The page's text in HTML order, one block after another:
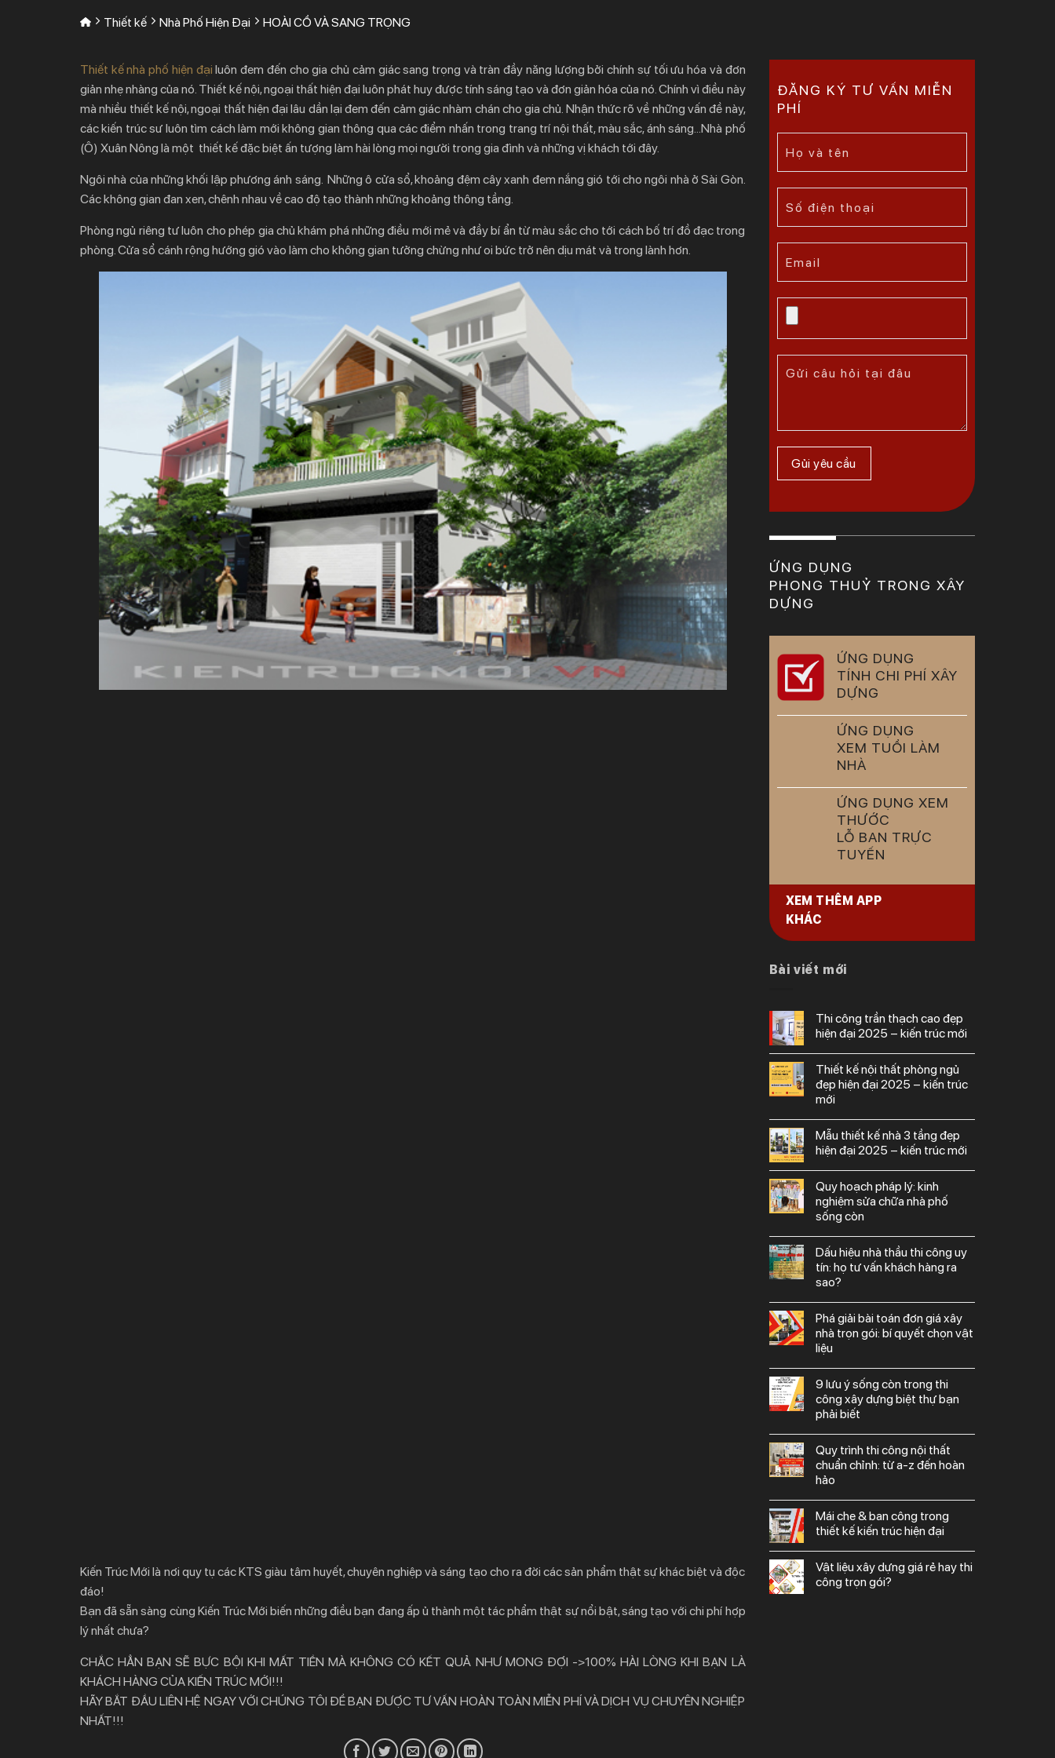
Thiết kế Nhà Phố Hiện Đại HOÀI CỔ VÀ SANG TRỌNG
Thiết kế nhà phố hiện đại luôn đem đến cho gia chủ cảm giác sang trọng và tràn đầy năng lượng bởi chính sự tối ưu hóa và đơn
giản nhẹ nhàng của nó. Thiết kế nội, ngoại thất hiện đại luôn phát huy được tính sáng tạo và đơn giản hóa của nó. Chính vì điều này
mà nhiều thiết kế nội, ngoại thất hiện đại lâu dần lại đem đến cảm giác nhàm chán cho gia chủ. Nhận thức rõ về những vấn đề này,
các kiến trúc sư luôn tìm cách làm mới không gian thông qua các điểm nhấn trong trang trí nội thất, màu sắc, ánh sáng…Nhà phố
(Ô) Xuân Nông là một thiết kế đặc biệt ấn tượng làm hài lòng mọi người trong gia đình và những vị khách tới đây.
Ngôi nhà của những khối lập phương ánh sáng. Những ô cửa sổ, khoảng đệm cây xanh đem nắng gió tới cho ngôi nhà ở Sài Gòn.
Các không gian đan xen, chênh nhau về cao độ tạo thành những khoảng thông tầng.
Phòng ngủ riêng tư luôn cho phép gia chủ khám phá những điều mới mẻ và đầy bí ẩn từ màu sắc cho tới cách bố trí đồ đạc trong
phòng. Cửa sổ cánh rộng hướng gió vào làm cho không gian tưởng chừng như oi bức trở nên dịu mát và trong lành hơn.
Kiến Trúc Mới là nơi quy tụ các KTS giàu tâm huyết, chuyên nghiệp và sáng tạo cho ra đời các sản phẩm thật sự khác biệt và độc
đáo!
Bạn đã sẵn sàng cùng Kiến Trúc Mới biến những điều bạn đang ấp ủ thành một tác phẩm thật sự nổi bật, sáng tạo với chi phí hợp
lý nhất chưa?
CHẮC HẲN BẠN SẼ BỰC BỘI KHI MẤT TIỀN MÀ KHÔNG CÓ KẾT QUẢ NHƯ MONG ĐỢI ->100% HÀI LÒNG KHI BẠN LÀ
KHÁCH HÀNG CỦA KIẾN TRÚC MỚI!!!
HÃY BẮT ĐẦU LIÊN HỆ NGAY VỚI CHÚNG TÔI ĐỂ BẠN ĐƯỢC TƯ VẤN HOÀN TOÀN MIỄN PHÍ VÀ DỊCH VỤ CHUYÊN NGHIỆP
NHẤT!!!
ĐĂNG KÝ TƯ VẤN MIỄN
PHÍ
ỨNG DỤNG
PHONG THUỶ TRONG XÂY
DỰNG
ỨNG DỤNG
TÍNH CHI PHÍ XÂY
DỰNG
ỨNG DỤNG
XEM TUỔI LÀM
NHÀ
ỨNG DỤNG XEM
THƯỚC
LỖ BAN TRỰC
TUYẾN
XEM THÊM APP
KHÁC
Bài viết mới
thi công trần thạch cao đẹp
hiện đại 2025 – kiến trúc mới
thiết kế nội thất phòng ngủ
đẹp hiện đại 2025 – kiến trúc
mới
mẫu thiết kế nhà 3 tầng đẹp
hiện đại 2025 – kiến trúc mới
quy hoạch pháp lý: kinh
nghiệm sửa chữa nhà phố
sống còn
dấu hiệu nhà thầu thi công uy
tín: họ tư vấn khách hàng ra
sao?
phá giải bài toán đơn giá xây
nhà trọn gói: bí quyết chọn vật
liệu
9 lưu ý sống còn trong thi
công xây dựng biệt thự bạn
phải biết
quy trình thi công nội thất
chuẩn chỉnh: từ a-z đến hoàn
hảo
mái che & ban công trong
thiết kế kiến trúc hiện đại
vật liệu xây dựng giá rẻ hay thi
công trọn gói?